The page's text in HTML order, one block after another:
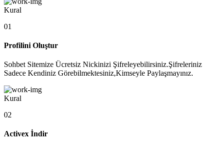
Kural
01
Profilini Oluştur
Sohbet Sitemize Ücretsiz Nickinizi Şifreleyebilirsiniz.Şifreleriniz
Sadece Kendiniz Görebilmektesiniz,Kimseyle Paylaşmayınız.
Kural
02
Activex İndir